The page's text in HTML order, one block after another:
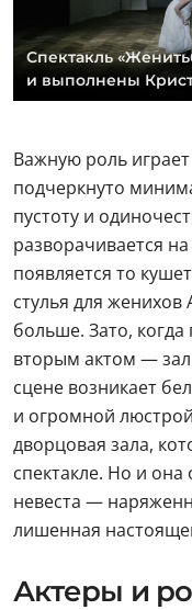
Спектакль
и выполнены
Важную роль
подчеркнуто
пустоту и
разворачивается
появляется то
стулья для
больше. Зато,
вторым актом —
сцене возникает
и огромной
дворцовая зала,
спектакле. Но и она
невеста —
лишенная
Актеры и